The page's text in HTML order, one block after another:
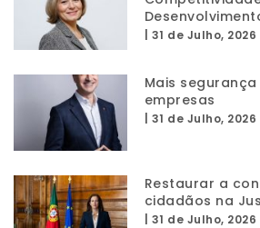
31 de Julho, 2026
Mais
empresas
31 de Julho, 2026
Restaurar a
cidadãos na
31 de Julho, 2026